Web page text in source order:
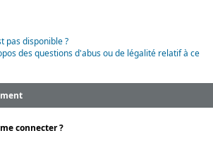
pas disponible ?
des questions d'abus ou de légalité relatif à ce
connecter ?